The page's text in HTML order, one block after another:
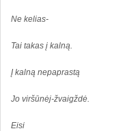
Ne kelias-
Tai takas į kalną.
Į kalną nepaprastą
Jo viršūnėj-žvaigždė.
Eisi